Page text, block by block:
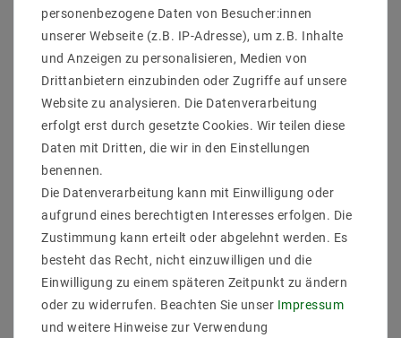
Lange Lebensdauer von 17000 Stunden
Einfach zu installieren
Hohe Lichtqualität mit CRI >80
Vielseitig einsetzbar im Innenbereich
Kompatibilitaet & Anwendung
Diese Leuchte ist ideal für den Einsatz in Küchen und
anderen Innenbereichen, wo eine flache und effiziente
Beleuchtung benötigt wird.
Lieferumfang
1x LED Unterbauleuchte T5 120CM
Installationsanleitung
Installation
Leuchte an der gewünschten Oberfläche
befestigen
personenbezogene Daten von Besucher:innen
unserer Webseite (z.B. IP-Adresse), um z.B. Inhalte
und Anzeigen zu personalisieren, Medien von
Drittanbietern einzubinden oder Zugriffe auf unsere
Website zu analysieren. Die Datenverarbeitung
erfolgt erst durch gesetzte Cookies. Wir teilen diese
Daten mit Dritten, die wir in den Einstellungen
benennen.
Die Datenverarbeitung kann mit Einwilligung oder
aufgrund eines berechtigten Interesses erfolgen. Die
Zustimmung kann erteilt oder abgelehnt werden. Es
besteht das Recht, nicht einzuwilligen und die
Einwilligung zu einem späteren Zeitpunkt zu ändern
oder zu widerrufen. Beachten Sie unser Impressum
und weitere Hinweise zur Verwendung